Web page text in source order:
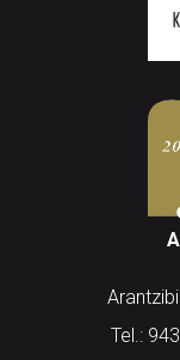
Tel.: